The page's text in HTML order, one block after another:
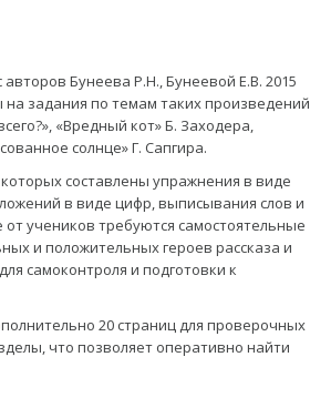
Бунеева Р.Н., Бунеевой Е.В. 2015
задания по темам таких произведений
«Вредный кот» Б. Заходера,
солнце» Г. Сапгира.
составлены упражнения в виде
в виде цифр, выписывания слов и
учеников требуются самостоятельные
и положительных героев рассказа и
самоконтроля и подготовки к
20 страниц для проверочных
что позволяет оперативно найти